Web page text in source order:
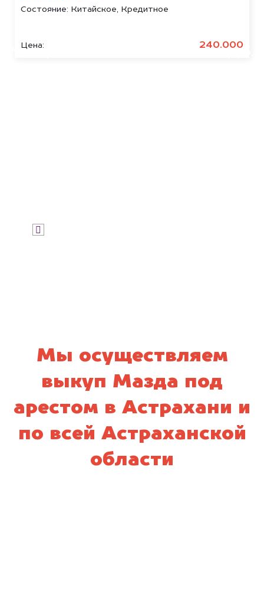
Состояние: Китайское, Кредитное
Цена: 240.000
Узнайте стоимость арестованных
Мы купим ваше авто на 20.000 руб.
Мы осуществляем
выкуп Мазда под
арестом в Астрахани и
по всей Астраханской
области